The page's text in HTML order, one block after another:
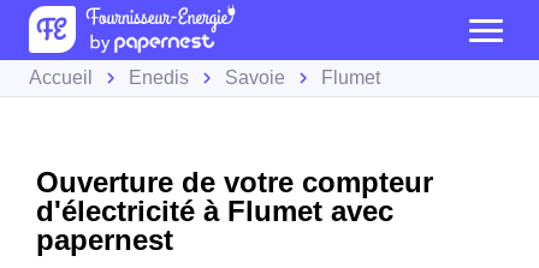
Accueil Enedis Savoie Flumet